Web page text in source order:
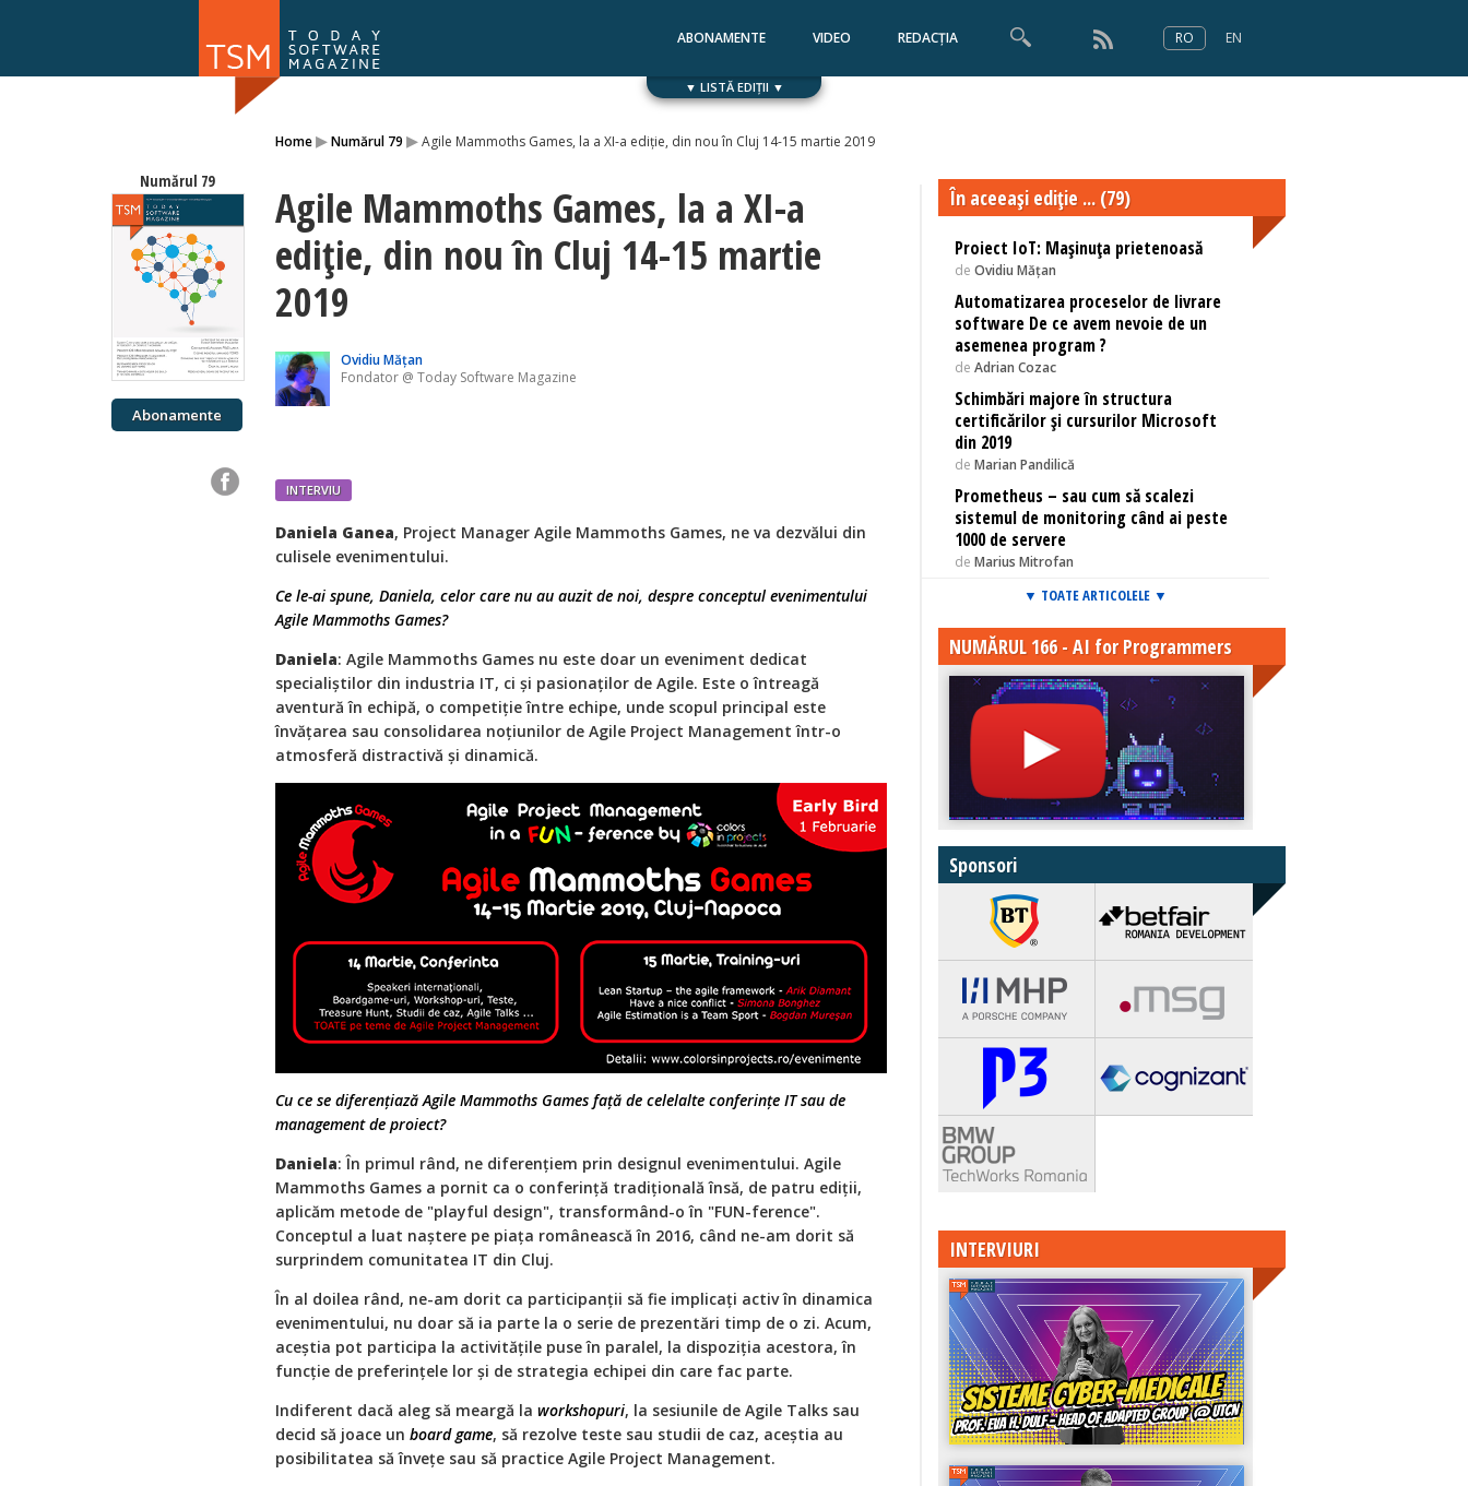
ABONAMENTE VIDEO REDACȚIA RO EN
▼ LISTĂ EDIȚII ▼
Home▸Numărul 79 ▸Agile Mammoths Games, la a XI-a ediție, din nou în Cluj 14-15 martie 2019
Numărul 79
Abonamente
Agile Mammoths Games, la a XI-a
ediție, din nou în Cluj 14-15 martie
2019
Ovidiu Mățan
Fondator @ Today Software Magazine
INTERVIU
Daniela Ganea, Project Manager Agile Mammoths Games, ne va dezvălui din
culisele evenimentului.
Ce le-ai spune, Daniela, celor care nu au auzit de noi, despre conceptul evenimentului
Agile Mammoths Games?
Daniela: Agile Mammoths Games nu este doar un eveniment dedicat
specialiștilor din industria IT, ci și pasionaților de Agile. Este o întreagă
aventură în echipă, o competiție între echipe, unde scopul principal este
învățarea sau consolidarea noțiunilor de Agile Project Management într-o
atmosferă distractivă și dinamică.
Cu ce se diferențiază Agile Mammoths Games față de celelalte conferințe IT sau de
management de proiect?
Daniela: În primul rând, ne diferențiem prin designul evenimentului. Agile
Mammoths Games a pornit ca o conferință tradițională însă, de patru ediții,
aplicăm metode de "playful design", transformând-o în "FUN-ference".
Conceptul a luat naștere pe piața românească în 2016, când ne-am dorit să
surprindem comunitatea IT din Cluj.
În al doilea rând, ne-am dorit ca participanții să fie implicați activ în dinamica
evenimentului, nu doar să ia parte la o serie de prezentări timp de o zi. Acum,
aceștia pot participa la activitățile puse în paralel, la dispoziția acestora, în
funcție de preferințele lor și de strategia echipei din care fac parte.
Indiferent dacă aleg să meargă la workshopuri, la sesiunile de Agile Talks sau
decid să joace un board game, să rezolve teste sau studii de caz, aceștia au
posibilitatea să învețe sau să practice Agile Project Management.
În aceeaşi ediţie ... (79)
Proiect IoT: Mașinuța prietenoasă
de Ovidiu Mățan
Automatizarea proceselor de livrare
software De ce avem nevoie de un
asemenea program ?
de Adrian Cozac
Schimbări majore în structura
certificărilor și cursurilor Microsoft
din 2019
de Marian Pandilică
Prometheus – sau cum să scalezi
sistemul de monitoring când ai peste
1000 de servere
de Marius Mitrofan
▼ TOATE ARTICOLELE ▼
NUMĂRUL 166 - AI for Programmers
Sponsori
INTERVIURI